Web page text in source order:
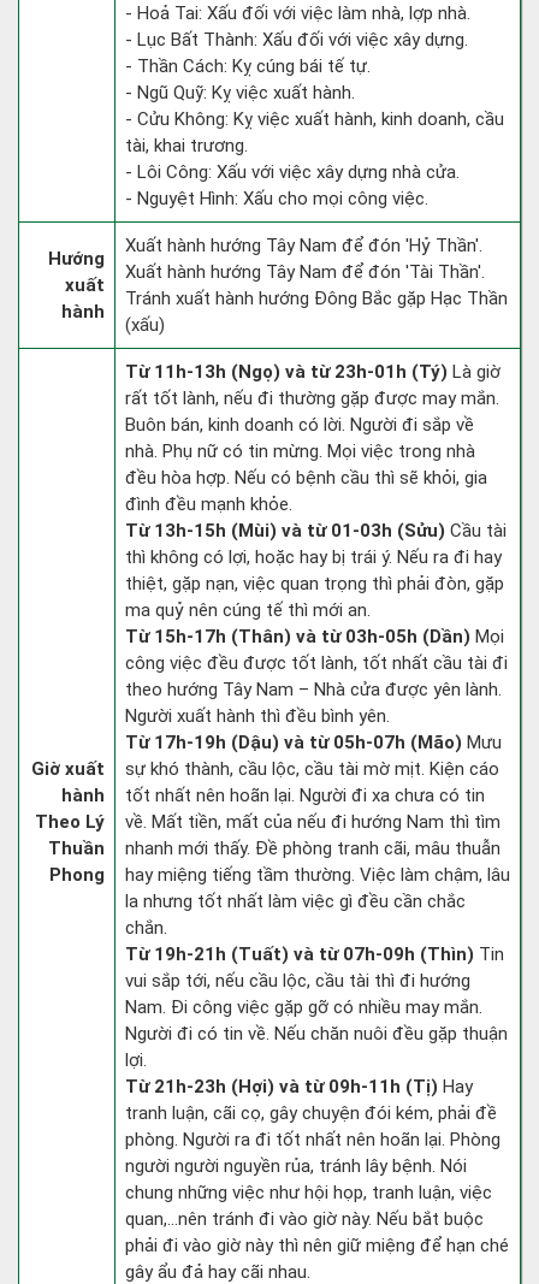
- Hoả Tai: Xấu đối với việc làm nhà, lợp nhà.
- Lục Bất Thành: Xấu đối với việc xây dựng.
- Thần Cách: Kỵ cúng bái tế tự.
- Ngũ Quỹ: Kỵ việc xuất hành.
- Cửu Không: Kỵ việc xuất hành, kinh doanh, cầu
tài, khai trương.
- Lôi Công: Xấu với việc xây dựng nhà cửa.
- Nguyệt Hình: Xấu cho mọi công việc.
Hướng
xuất
hành
Xuất hành hướng Tây Nam để đón 'Hỷ Thần'.
Xuất hành hướng Tây Nam để đón 'Tài Thần'.
Tránh xuất hành hướng Đông Bắc gặp Hạc Thần
(xấu)
Giờ xuất
hành
Theo Lý
Thuần
Phong
Từ 11h-13h (Ngọ) và từ 23h-01h (Tý) Là giờ
rất tốt lành, nếu đi thường gặp được may mắn.
Buôn bán, kinh doanh có lời. Người đi sắp về
nhà. Phụ nữ có tin mừng. Mọi việc trong nhà
đều hòa hợp. Nếu có bệnh cầu thì sẽ khỏi, gia
đình đều mạnh khỏe.
Từ 13h-15h (Mùi) và từ 01-03h (Sửu) Cầu tài
thì không có lợi, hoặc hay bị trái ý. Nếu ra đi hay
thiệt, gặp nạn, việc quan trọng thì phải đòn, gặp
ma quỷ nên cúng tế thì mới an.
Từ 15h-17h (Thân) và từ 03h-05h (Dần) Mọi
công việc đều được tốt lành, tốt nhất cầu tài đi
theo hướng Tây Nam – Nhà cửa được yên lành.
Người xuất hành thì đều bình yên.
Từ 17h-19h (Dậu) và từ 05h-07h (Mão) Mưu
sự khó thành, cầu lộc, cầu tài mờ mịt. Kiện cáo
tốt nhất nên hoãn lại. Người đi xa chưa có tin
về. Mất tiền, mất của nếu đi hướng Nam thì tìm
nhanh mới thấy. Đề phòng tranh cãi, mâu thuẫn
hay miệng tiếng tầm thường. Việc làm chậm, lâu
la nhưng tốt nhất làm việc gì đều cần chắc
chắn.
Từ 19h-21h (Tuất) và từ 07h-09h (Thìn) Tin
vui sắp tới, nếu cầu lộc, cầu tài thì đi hướng
Nam. Đi công việc gặp gỡ có nhiều may mắn.
Người đi có tin về. Nếu chăn nuôi đều gặp thuận
lợi.
Từ 21h-23h (Hợi) và từ 09h-11h (Tị) Hay
tranh luận, cãi cọ, gây chuyện đói kém, phải đề
phòng. Người ra đi tốt nhất nên hoãn lại. Phòng
người người nguyền rủa, tránh lây bệnh. Nói
chung những việc như hội họp, tranh luận, việc
quan,…nên tránh đi vào giờ này. Nếu bắt buộc
phải đi vào giờ này thì nên giữ miệng để hạn ché
gây ẩu đả hay cãi nhau.